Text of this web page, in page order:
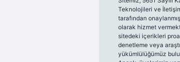
Teknolojileri ve
tarafından
olarak hizmet
sitedeki içerikleri
denetleme veya
yükümlülüğümüz